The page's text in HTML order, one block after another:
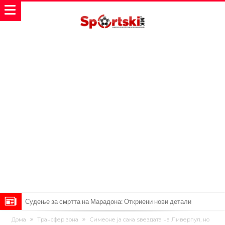
Судење за смртта на Марадона: Откриени нови детали
Англиски репрезентативец обвинет за напад во ноќен клуб – ќе
Дома Трансфер зона
Симеоне ја сака ѕвездата на Ливерпул, но